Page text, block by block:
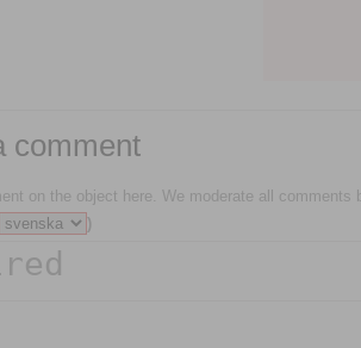
comment
on the object here. We moderate all comments
)